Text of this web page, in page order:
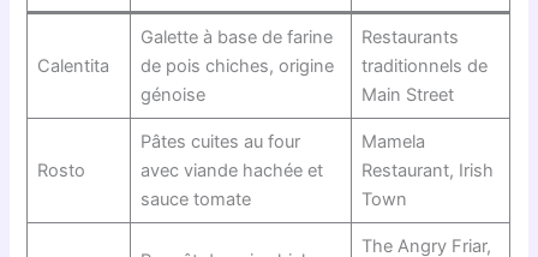
Calentita
Galette à base de farine
de pois chiches, origine
génoise
Restaurants
traditionnels de
Main Street
Rosto
Pâtes cuites au four
avec viande hachée et
sauce tomate
Mamela
Restaurant, Irish
Town
The Angry Friar,